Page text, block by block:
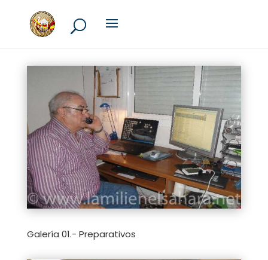
Galería 01.- Preparativos